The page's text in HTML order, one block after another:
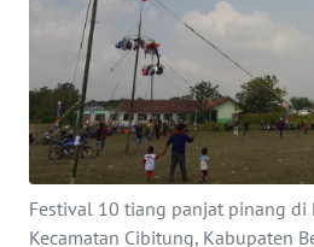
Festival 10 tiang panjat pinang di
Kecamatan Cibitung, Kabupaten
PURWAKARTA
Informasi
INDEKS
BERITA